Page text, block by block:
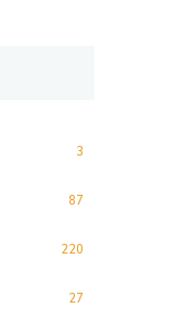
3
87
220
27